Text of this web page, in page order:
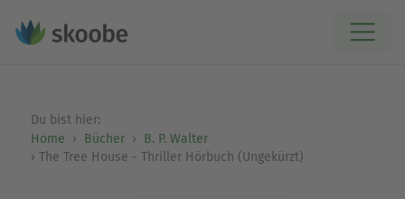
Du bist hier:
Home
Bücher
B. P. Walter
The Tree House - Thriller Hörbuch (Ungekürzt)